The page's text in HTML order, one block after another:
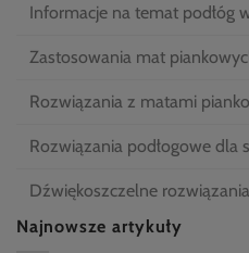
Informacje na temat podłóg
Zastosowania mat
Rozwiązania z matami
Rozwiązania podłogowe dla
Dźwiękoszczelne
Najnowsze artykuły